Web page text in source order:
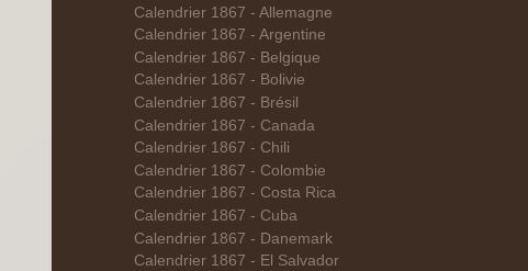
Calendrier 1867 - Allemagne
Calendrier 1867 - Argentine
Calendrier 1867 - Belgique
Calendrier 1867 - Bolivie
Calendrier 1867 - Brésil
Calendrier 1867 - Canada
Calendrier 1867 - Chili
Calendrier 1867 - Colombie
Calendrier 1867 - Costa Rica
Calendrier 1867 - Cuba
Calendrier 1867 - Danemark
Calendrier 1867 - El Salvador